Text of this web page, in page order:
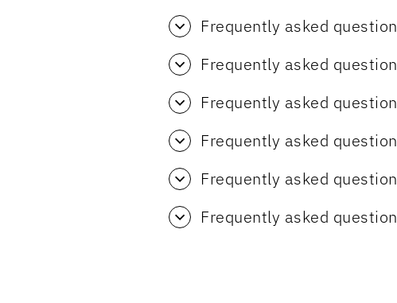
Frequently asked question
Frequently asked question
Frequently asked question
Frequently asked question
Frequently asked question
Frequently asked question